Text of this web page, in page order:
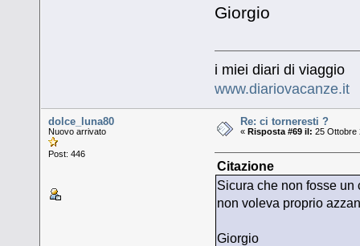
Giorgio
i miei diari di viaggio
www.diariovacanze.it
dolce_luna80
Nuovo arrivato
Post: 446
Re: ci torneresti ?
«Risposta #69 il: 25 Ottobre
Citazione
Sicura che non fosse
non voleva proprio
Giorgio